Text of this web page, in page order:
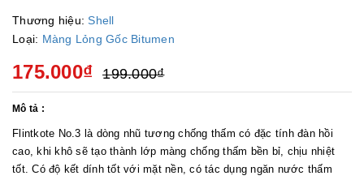
Thương hiệu:Shell
Loại: Màng Lỏng Gốc Bitumen
175.000₫ 199.000₫
Mô tả :
Flintkote No.3 là dòng nhũ tương chống thấm có đặc tính đàn hồi
cao, khi khô sẽ tạo thành lớp màng chống thấm bền bỉ, chịu nhiệt
tốt. Có độ kết dính tốt với mặt nền, có tác dụng ngăn nước thấm